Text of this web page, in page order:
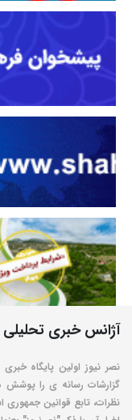
آژانس خبری
نصر نیوز اولین پایگاه
گزارشات رسانه ی را پوشش
نظرات، تابع قوانین جمهوری